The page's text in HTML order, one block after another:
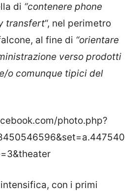
di “contenere phone
transfert“, nel perimetro
al fine di “orientare
verso prodotti
o comunque tipici del
photo.php?
intensifica, con i primi